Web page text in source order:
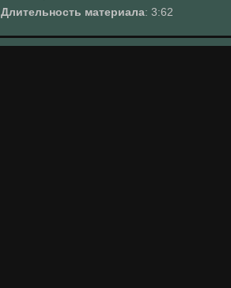
Длительность материала: 3:62